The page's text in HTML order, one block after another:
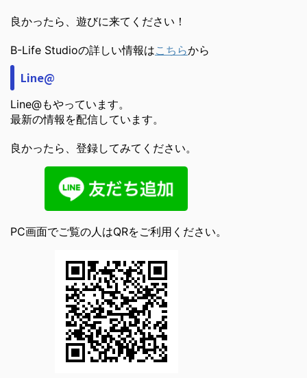
良かったら、遊びに来てください！
B-Life Studioの詳しい情報はこちらから
Line@
Line@もやっています。
最新の情報を配信しています。
良かったら、登録してみてください。
PC画面でご覧の人はQRをご利用ください。